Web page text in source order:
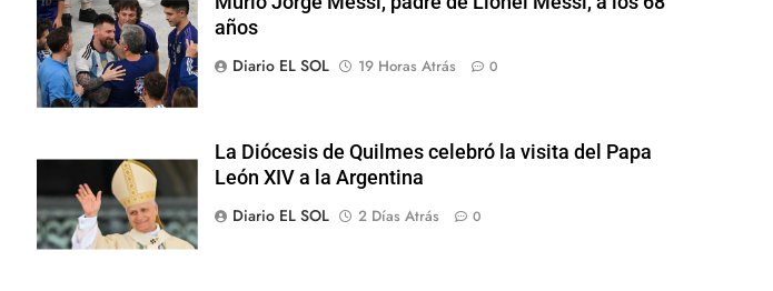
años
Diario EL SOL
19 Horas Atrás 0
La Diócesis de Quilmes celebró la visita del Papa
León XIV a la Argentina
Diario EL SOL
2 Días Atrás 0